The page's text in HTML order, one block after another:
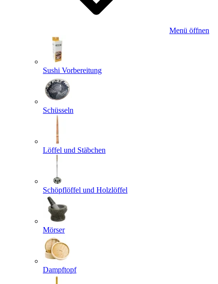
Menü öffnen
Sushi Vorbereitung
Schüsseln
Löffel und Stäbchen
Schöpflöffel und Holzlöffel
Mörser
Dampftopf